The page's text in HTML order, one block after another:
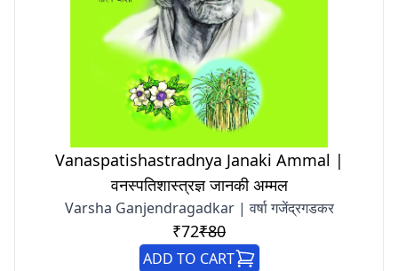
Vanaspatishastradnya Janaki Ammal |
वनस्पतिशास्त्रज्ञ जानकी अम्मल
Varsha Ganjendragadkar | वर्षा गजेंद्रगडकर
₹72₹80
ADD TO CART